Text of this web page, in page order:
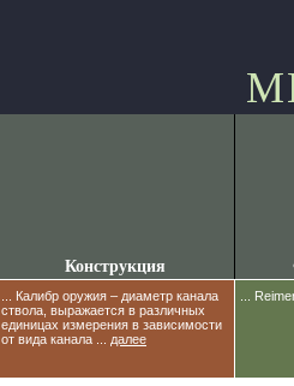
Конструкция
... Калибр оружия – диаметр канала
ствола, выражается в различных
единицах измерения в зависимости
от вида канала ... далее
...